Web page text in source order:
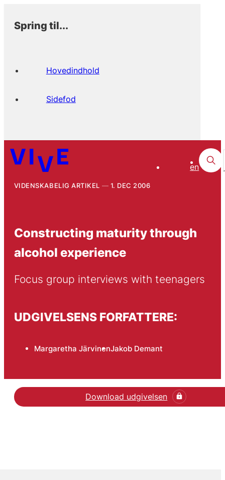
Spring til...
Hovedindhold
Sidefod
en
VIDENSKABELIG ARTIKEL 1. DEC 2006
Constructing maturity through
alcohol experience
Focus group interviews with teenagers
UDGIVELSENS FORFATTERE:
Margaretha JärvinenJakob Demant
Download udgivelsen